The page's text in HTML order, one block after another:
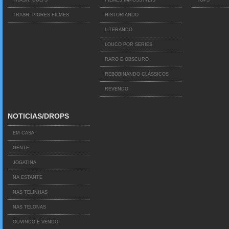
TRASH: PIORES FILMES HISTORIANDO
LITERANDO
LOUCO POR SERIES
RARO E OBSCURO
REBOBINANDO CLÁSSICOS
REVENDO
NOTICIAS/DROPS
EM CASA
GENTE
JOGATINA
NA ESTANTE
NAS TELINHAS
NAS TELONAS
OUVINDO E VENDO